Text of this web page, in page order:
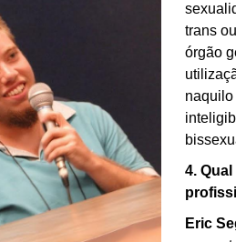
trans
órgão
4.
Eric